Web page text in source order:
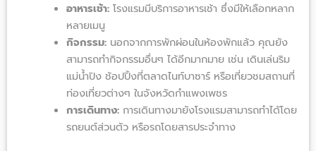
อาหารเช้า:โรงแรมมีบริการอาหารเช้า ซึ่งมีให้เลือกหลาก
หลายเมนู
กิจกรรม:นอกจากการพักผ่อนในห้องพักแล้ว คุณยัง
สามารถทำกิจกรรมอื่นๆ ได้อีกมากมาย เช่น เดินเล่นริม
แม่น้ำปิง ช้อปปิ้งที่ตลาดไนท์บาซาร์ หรือเที่ยวชมสถานที่
ท่องเที่ยวต่างๆ ในจังหวัดกำแพงเพชร
การเดินทาง:การเดินทางมายังโรงแรมสามารถทำได้โดย
รถยนต์ส่วนตัว หรือรถโดยสารประจำทาง